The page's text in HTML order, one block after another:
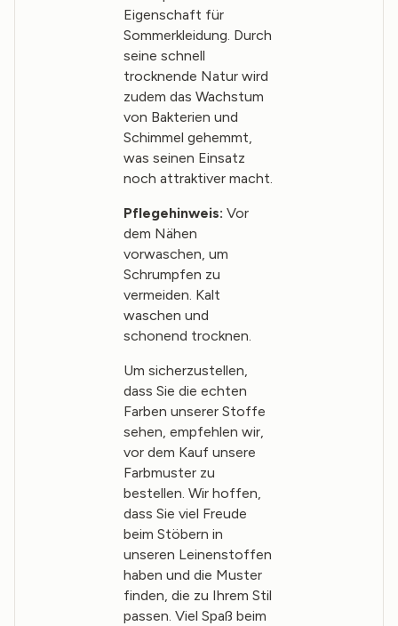
Eigenschaft für
Sommerkleidung. Durch
seine schnell
trocknende Natur wird
zudem das Wachstum
von Bakterien und
Schimmel gehemmt,
was seinen Einsatz
noch attraktiver macht.
Pflegehinweis: Vor
dem Nähen
vorwaschen, um
Schrumpfen zu
vermeiden. Kalt
waschen und
schonend trocknen.
Um sicherzustellen,
dass Sie die echten
Farben unserer Stoffe
sehen, empfehlen wir,
vor dem Kauf unsere
Farbmuster zu
bestellen. Wir hoffen,
dass Sie viel Freude
beim Stöbern in
unseren Leinenstoffen
haben und die Muster
finden, die zu Ihrem Stil
passen. Viel Spaß beim